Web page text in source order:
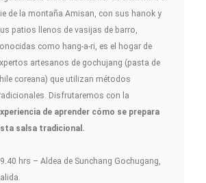
de la montaña Amisan, con sus hanok y
patios llenos de vasijas de barro,
como hang-a-ri, es el hogar de
artesanos de gochujang (pasta de
coreana) que utilizan métodos
Disfrutaremos con la
de aprender cómo se prepara
salsa tradicional.
hrs – Aldea de Sunchang Gochugang,